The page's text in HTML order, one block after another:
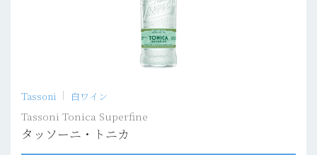
Tassoni 白ワイン
Tassoni Tonica Superfine
タッソーニ・トニカ